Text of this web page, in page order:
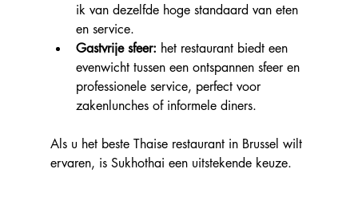
ik van dezelfde hoge standaard van eten
en service.
Gastvrije sfeer: het restaurant biedt een
evenwicht tussen een ontspannen sfeer en
professionele service, perfect voor
zakenlunches of informele diners.
Als u het beste Thaise restaurant in Brussel wilt
ervaren, is Sukhothai een uitstekende keuze.